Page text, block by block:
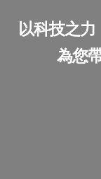
以科技之
為您